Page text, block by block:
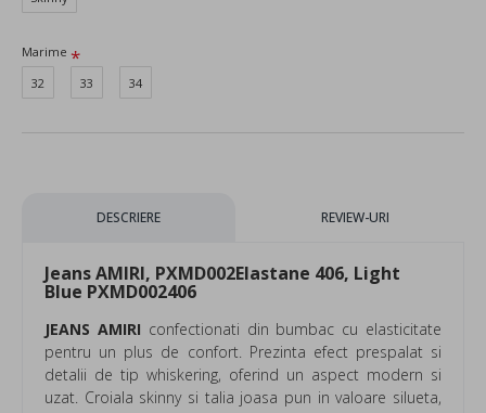
Marime
32
33 34
DESCRIERE REVIEW-URI
Jeans AMIRI, PXMD002Elastane 406, Light
Blue PXMD002406
JEANS AMIRI confectionati din bumbac cu elasticitate
pentru un plus de confort. Prezinta efect prespalat si
detalii de tip whiskering, oferind un aspect modern si
uzat. Croiala skinny si talia joasa pun in valoare silueta,